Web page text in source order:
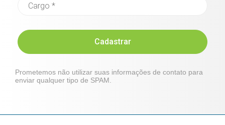
Cadastrar
Prometemos não utilizar suas informações de contato para
enviar qualquer tipo de SPAM.